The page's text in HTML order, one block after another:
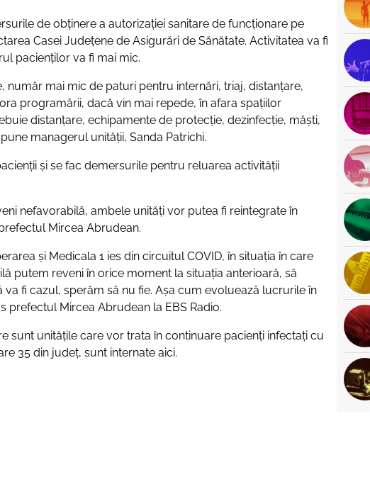
de obținere a autorizației sanitare de funcționare pe
Casei Județene de Asigurări de Sănătate. Activitatea va fi
pacienților va fi mai mic.
număr mai mic de paturi pentru internări, triaj, distanțare,
programării, dacă vin mai repede, în afara spațiilor
distanțare, echipamente de protecție, dezinfecție, măști,
managerul unității, Sanda Patrichi.
și se fac demersurile pentru reluarea activității
nefavorabilă, ambele unități vor putea fi reintegrate în
Mircea Abrudean.
și Medicala 1 ies din circuitul COVID, în situația în care
putem reveni în orice moment la situația anterioară, să
fi cazul, sperăm să nu fie. Așa cum evoluează lucrurile în
prefectul Mircea Abrudean la EBS Radio.
sunt unitățile care vor trata în continuare pacienți infectați cu
35 din județ, sunt internate aici.